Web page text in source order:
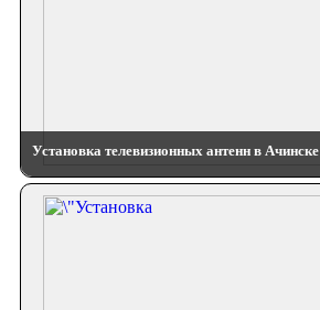
Установка телевизионных антенн в Ачинске